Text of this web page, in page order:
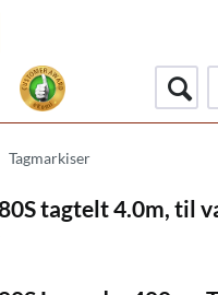
Tagmarkiser
tagtelt 4.0m, til